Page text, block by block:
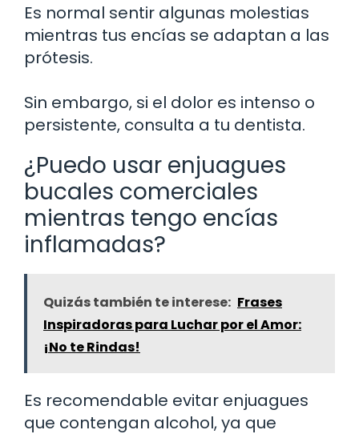
Es normal sentir algunas molestias
mientras tus encías se adaptan a las
prótesis.
Sin embargo, si el dolor es intenso o
persistente, consulta a tu dentista.
¿Puedo usar enjuagues
bucales comerciales
mientras tengo encías
inflamadas?
Quizás también te interese: Frases
Inspiradoras para Luchar por el Amor:
¡No te Rindas!
Es recomendable evitar enjuagues
que contengan alcohol, ya que